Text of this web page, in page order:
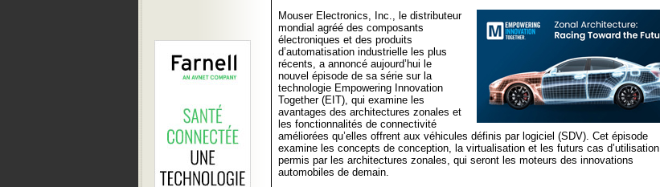
Mouser Electronics, Inc., le distributeur
mondial agréé des composants
électroniques et des produits
d’automatisation industrielle les plus
récents, a annoncé aujourd’hui le
nouvel épisode de sa série sur la
technologie Empowering Innovation
Together (EIT), qui examine les
avantages des architectures zonales et
les fonctionnalités de connectivité
améliorées qu’elles offrent aux véhicules définis par logiciel (SDV). Cet épisode
examine les concepts de conception, la virtualisation et les futurs cas d’utilisation
permis par les architectures zonales, qui seront les moteurs des innovations
automobiles de demain.